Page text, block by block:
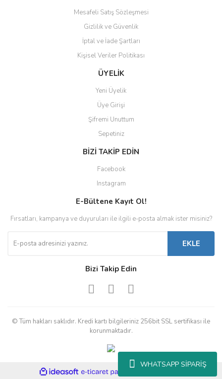
WHATSAPP SİPARİŞ
Mesafeli Satış Sözleşmesi
Gizlilik ve Güvenlik
İptal ve İade Şartları
Kişisel Veriler Politikası
ÜYELİK
Yeni Üyelik
Üye Girişi
Şifremi Unuttum
Sepetiniz
BİZİ TAKİP EDİN
Facebook
Instagram
E-Bültene Kayıt Ol!
Fırsatları, kampanya ve duyuruları ile ilgili e-posta almak ister misiniz?
EKLE
Bizi Takip Edin
© Tüm hakları saklıdır. Kredi kartı bilgileriniz 256bit SSL sertifikası ile
korunmaktadır.
ideasoft